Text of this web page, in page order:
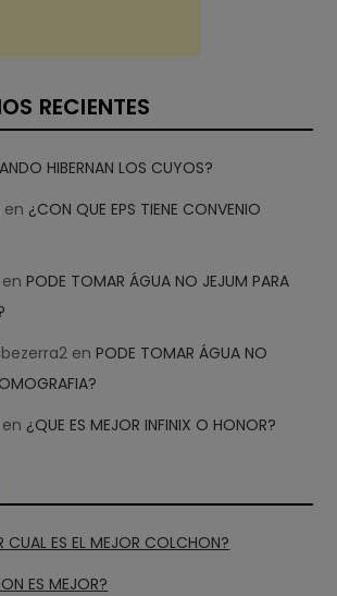
RECIENTES
HIBERNAN LOS CUYOS?
en ¿CON QUE EPS TIENE CONVENIO
enPODE TOMAR ÁGUA NO JEJUM PARA
enPODE TOMAR ÁGUA NO
en ¿QUE ES MEJOR INFINIX O HONOR?
CUAL ES EL MEJOR COLCHON?
ES MEJOR?